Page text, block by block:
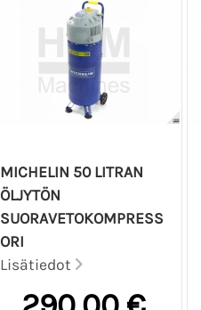
MICHELIN 50 LITRAN
ÖLJYTÖN
SUORAVETOKOMPRESS
ORI
Lisätiedot